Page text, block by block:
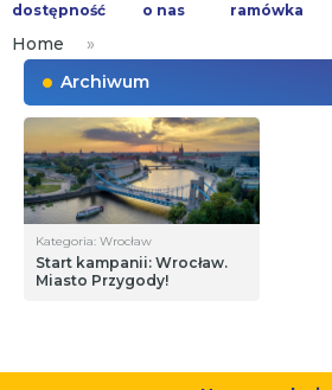
treści
dostępność o nas ramówka
Home
»
Archiwum
Kategoria: Wrocław
Start kampanii: Wrocław.
Miasto Przygody!